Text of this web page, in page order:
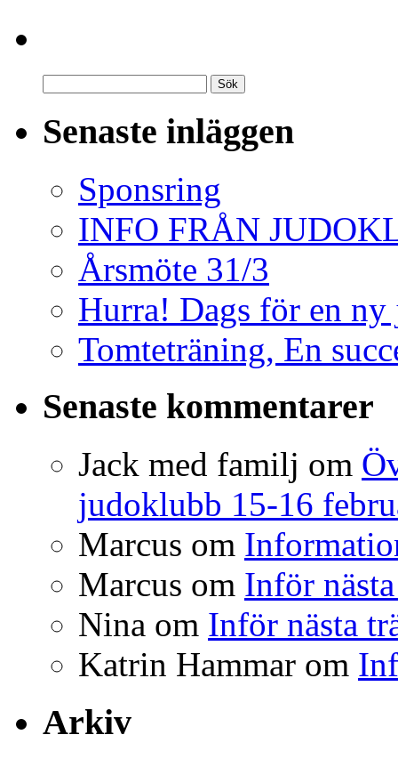
Senaste inläggen
Sponsring
INFO FRÅN
Årsmöte 31/3
Hurra! Dags för en
Tomteträning, En
Senaste kommentarer
Jack med familj om
judoklubb 15-16
Marcus om
Marcus om Inför
Nina om Inför nästa
Katrin Hammar om
Arkiv